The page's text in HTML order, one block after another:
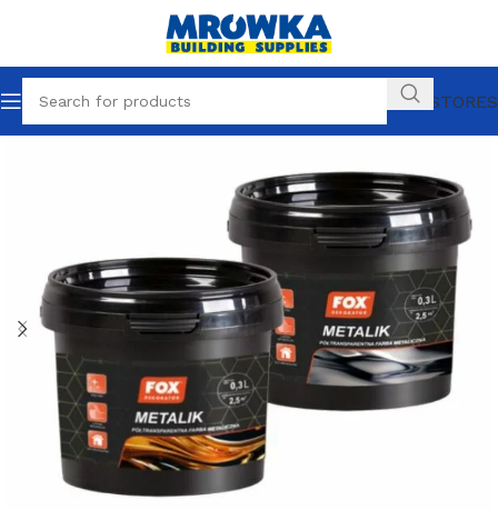
OUR STORES